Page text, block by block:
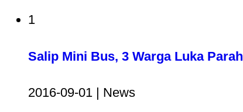
1
Salip Mini Bus, 3 Warga Luka Parah
2016-09-01 | News